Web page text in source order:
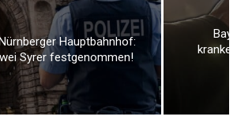
Hauptbahnhof:
Syrer festgenommen!